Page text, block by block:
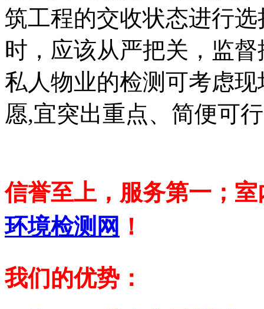
筑工程的交收状态进行
时，应该从严把关，监
私人物业的检测可考虑
愿,宜突出重点、简便可
信誉至上，服务第一；
环境检测网 ！
我们的优势：